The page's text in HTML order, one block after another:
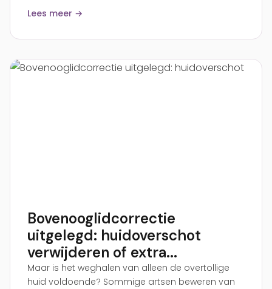
Lees meer →
Bovenooglidcorrectie
uitgelegd: huidoverschot
verwijderen of extra...
Maar is het weghalen van alleen de overtollige
huid voldoende? Sommige artsen beweren van